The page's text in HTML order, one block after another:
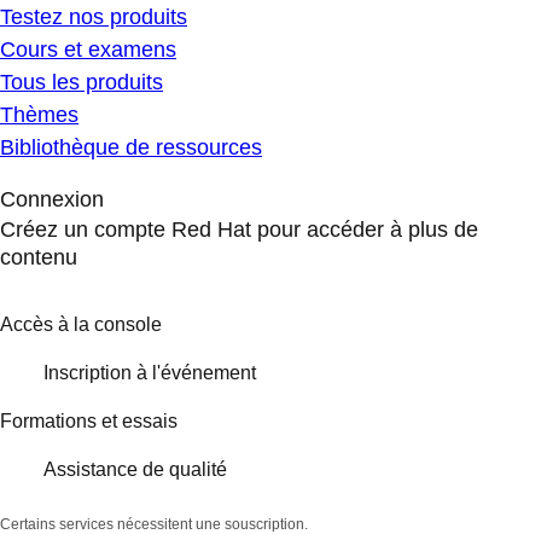
Testez nos produits
Cours et examens
Tous les produits
Thèmes
Bibliothèque de ressources
Connexion
Créez un compte Red Hat pour accéder à plus de
contenu
Accès à la console
Inscription à l'événement
Formations et essais
Assistance de qualité
Certains services nécessitent une souscription.